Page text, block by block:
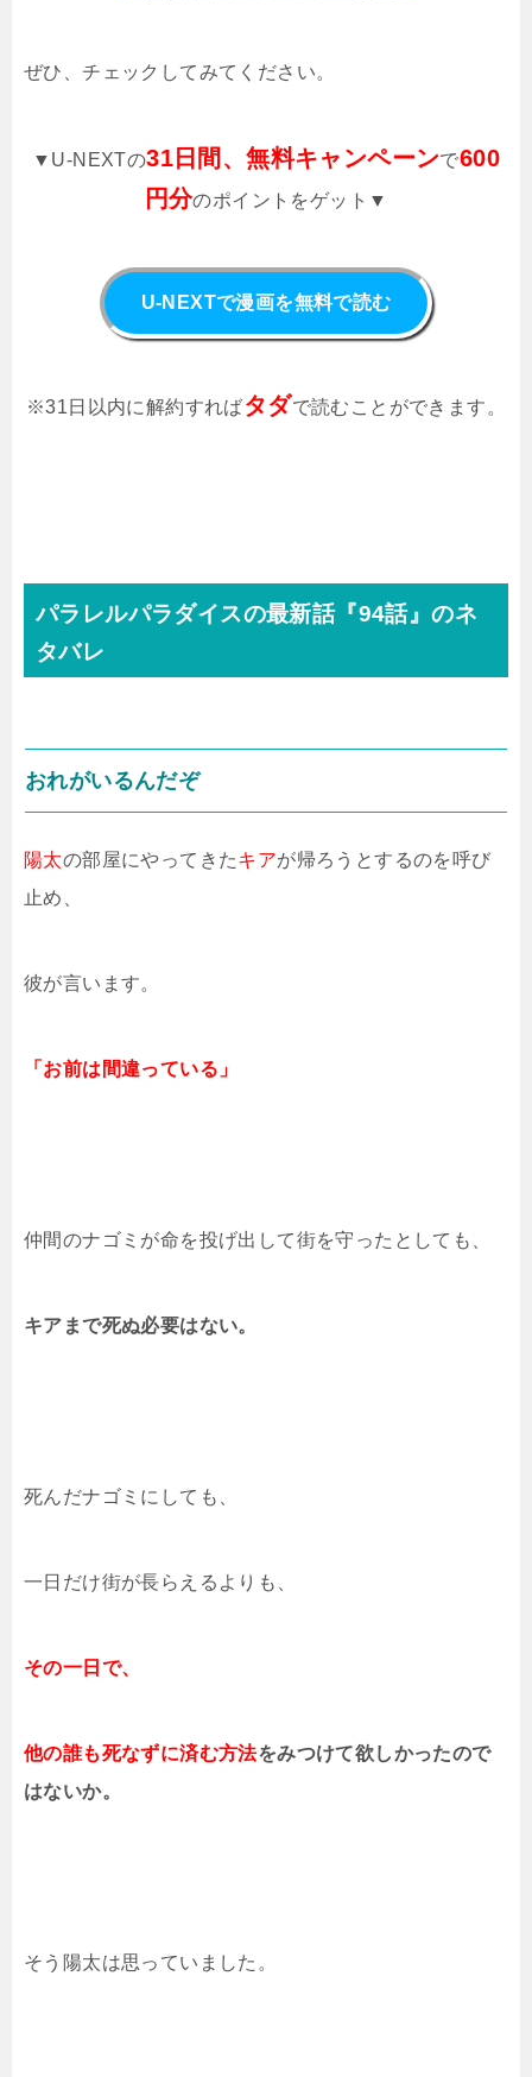
ぜひ、チェックしてみてください。
▼U-NEXTの31日間、無料キャンペーンで600
円分のポイントをゲット▼
U-NEXTで漫画を無料で読む
※31日以内に解約すればタダで読むことができます。
パラレルパラダイスの最新話『94話』のネ
タバレ
おれがいるんだぞ
陽太の部屋にやってきたキアが帰ろうとするのを呼び
止め、
彼が言います。
「お前は間違っている」
仲間のナゴミが命を投げ出して街を守ったとしても、
キアまで死ぬ必要はない。
死んだナゴミにしても、
一日だけ街が長らえるよりも、
その一日で、
他の誰も死なずに済む方法をみつけて欲しかったので
はないか。
そう陽太は思っていました。